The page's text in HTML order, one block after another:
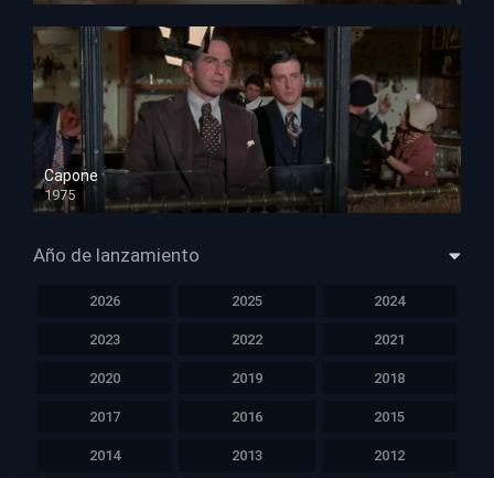
Capone
1975
HD 1080p
Año de lanzamiento
2026 2025 2024
2023 2022 2021
2020 2019 2018
2017 2016 2015
2014 2013 2012